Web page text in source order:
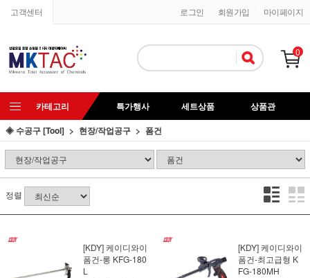
고객센터 마이페이지
회원가입
로그인
0
카테고리 특가행사 세트상품
상품관
◈ 수공구 [Tool]
현장/작업공구 폼건
정렬
[KDY] 케이디와이
폼건-롱 KFG-180
L
[KDY] 케이디와이
폼건-최고급형 K
FG-180MH